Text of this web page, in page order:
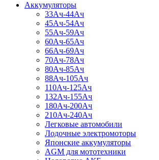
Аккумуляторы
33Ач-44Ач
45Ач-54Ач
55Ач-59Ач
60Ач-65Ач
66Ач-69Ач
70Ач-78Ач
80Ач-85Ач
88Ач-105Ач
110Ач-125Ач
132Ач-155Ач
180Ач-200Ач
210Ач-240Ач
Легковые автомобили
Лодочные электромоторы
Японские аккумуляторы
AGM для мототехники